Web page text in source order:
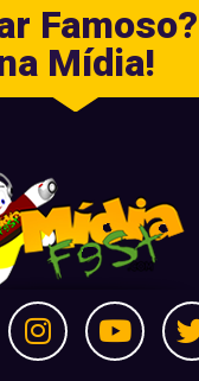
Mídia!